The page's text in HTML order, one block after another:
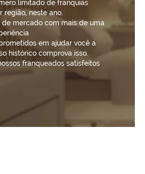
limitado de franquias
região, neste ano.
de mercado com mais de uma
em ajudar você a
histórico comprova isso.
franqueados satisfeitos